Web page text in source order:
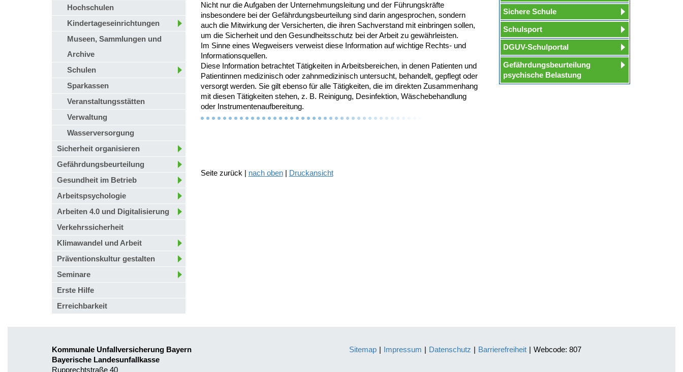
Hochschulen
Kindertageseinrichtungen
Museen, Sammlungen und
Archive
Schulen
Sparkassen
Veranstaltungsstätten
Verwaltung
Wasserversorgung
Sicherheit organisieren
Gefährdungsbeurteilung
Gesundheit im Betrieb
Arbeitspsychologie
Arbeiten 4.0 und Digitalisierung
Verkehrssicherheit
Klimawandel und Arbeit
Präventionskultur gestalten
Seminare
Erste Hilfe
Erreichbarkeit
Nicht nur die Aufgaben der Unternehmungsleitung und der Führungskräfte
insbesondere bei der Gefährdungsbeurteilung sind darin angesprochen, sondern
auch die Mitwirkung der Versicherten, die ihren Sachverstand mit einbringen sollen,
um die Sicherheit und den Gesundheitsschutz bei der Arbeit zu gewährleisten.
Im Sinne eines Wegweisers verweist diese Information auf wichtige Rechts- und
Informationsquellen.
Diese Information betrachtet Tätigkeiten in Arbeitsbereichen, in denen Patienten und
Patientinnen medizinisch oder zahnmedizinisch untersucht, behandelt, gepflegt oder
versorgt werden. Sie gilt ebenso für alle Tätigkeiten, die im direkten Zusammenhang
mit diesen Tätigkeiten stehen, z. B. Reinigung, Desinfektion, Wäschebehandlung
oder Instrumentenaufbereitung.
Seite zurück | nach oben| Druckansicht
Sichere Schule
Schulsport
DGUV-Schulportal
Gefährdungsbeurteilung
psychische Belastung
Kommunale Unfallversicherung Bayern
Bayerische Landesunfallkasse
Rupprechtstraße 40
Sitemap | Impressum | Datenschutz | Barrierefreiheit | Webcode: 807